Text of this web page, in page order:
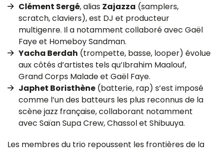
Clément Sergé, alias Zajazza (samplers,
scratch, claviers), est DJ et producteur
multigenre. Il a notamment collaboré avec Gaël
Faye et Homeboy Sandman.
Yacha Berdah (trompette, basse, looper) évolue
aux côtés d’artistes tels qu’Ibrahim Maalouf,
Grand Corps Malade et Gaël Faye.
Japhet Boristhène (batterie, rap) s’est imposé
comme l’un des batteurs les plus reconnus de la
scène jazz française, collaborant notamment
avec Saïan Supa Crew, Chassol et Shibuuya.
Les membres du trio repoussent les frontières de la